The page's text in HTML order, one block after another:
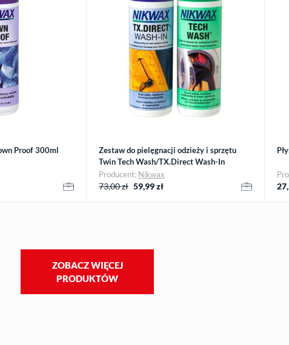
Proof 300ml
Zestaw do pielęgnacji odzieży i sprzętu
Twin Tech Wash/TX.Direct Wash-In
Nikwax
Producent: Nikwax
73,00 zł 59,99zł
ZOBACZ WIĘCEJ
PRODUKTÓW